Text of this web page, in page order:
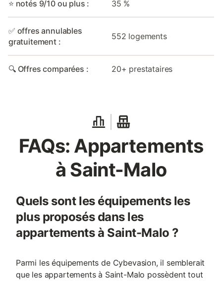
⭐ notés 9/10 ou plus : 35 %
✅ offres annulables
gratuitement :
552 logements
🔍 Offres comparées : 20+ prestataires
FAQs: Appartements
à Saint-Malo
Quels sont les équipements les
plus proposés dans les
appartements à Saint-Malo ?
Parmi les équipements de Cybevasion, il semblerait
que les appartements à Saint-Malo possèdent tout